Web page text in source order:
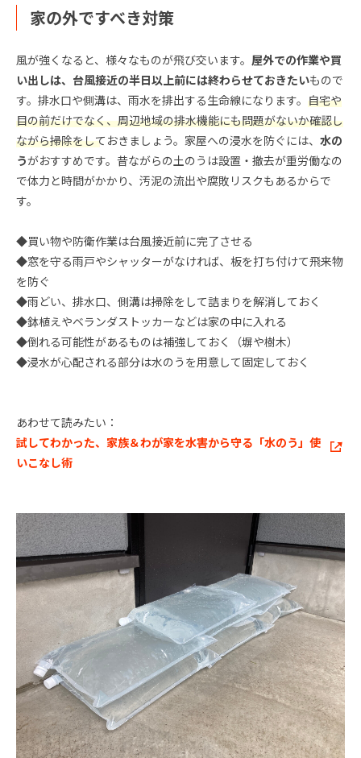
家の外ですべき対策
風が強くなると、様々なものが飛び交います。 屋外での作業や買
い出しは、台風接近の半日以上前には終わらせておきたいもので
す。排水口や側溝は、雨水を排出する生命線になります。 自宅や
目の前だけでなく、周辺地域の排水機能にも問題がないか確認し
ながら掃除をして おきましょう。家屋への浸水を防ぐには、 水の
うがおすすめです。昔ながらの土のうは設置・撤去が重労働なの
で体力と時間がかかり、汚泥の流出や腐敗リスクもあるからで
す。
◆買い物や防衛作業は台風接近前に完了させる
◆窓を守る雨戸やシャッターがなければ、板を打ち付けて飛来物
を防ぐ
◆雨どい、排水口、側溝は掃除をして詰まりを解消しておく
◆鉢植えやベランダストッカーなどは家の中に入れる
◆倒れる可能性があるものは補強しておく（塀や樹木）
◆浸水が心配される部分は水のうを用意して固定しておく
あわせて読みたい：
試してわかった、家族＆わが家を水害から守る「水のう」使
いこなし術